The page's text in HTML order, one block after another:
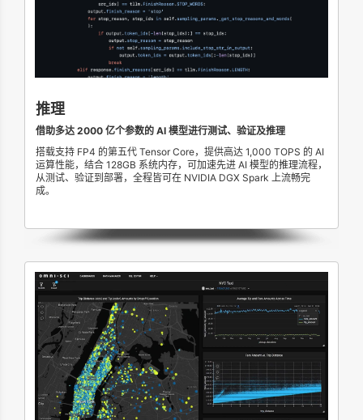
推理
借助多达 2000 亿个参数的 AI 模型进行测试、验证及推理
搭载支持 FP4 的第五代 Tensor Core，提供高达 1,000 TOPS 的 AI
运算性能，结合 128GB 系统内存，可加速先进 AI 模型的推理流程，
从测试、验证到部署，全程皆可在 NVIDIA DGX Spark 上流畅完
成。